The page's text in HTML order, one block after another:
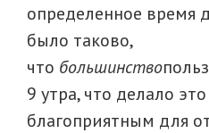
определенное время
было таково,
что большинство
9 утра, что делало
благоприятным для